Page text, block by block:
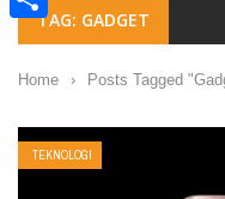
TAG: GADGET
Home › Posts Tagged
TEKNOLOGI